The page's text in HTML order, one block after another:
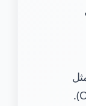
لغة المستند إذا كانت الأداة تدعم OCR).